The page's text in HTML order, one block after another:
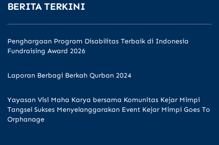
BERITA TERKINI
Penghargaan Program Disabilitas Terbaik di Indonesia
Fundraising Award 2026
Laporan Berbagi Berkah Qurban 2024
Yayasan Visi Maha Karya bersama Komunitas Kejar Mimpi
Tangsel Sukses Menyelanggarakan Event Kejar Mimpi Goes To
Orphanage